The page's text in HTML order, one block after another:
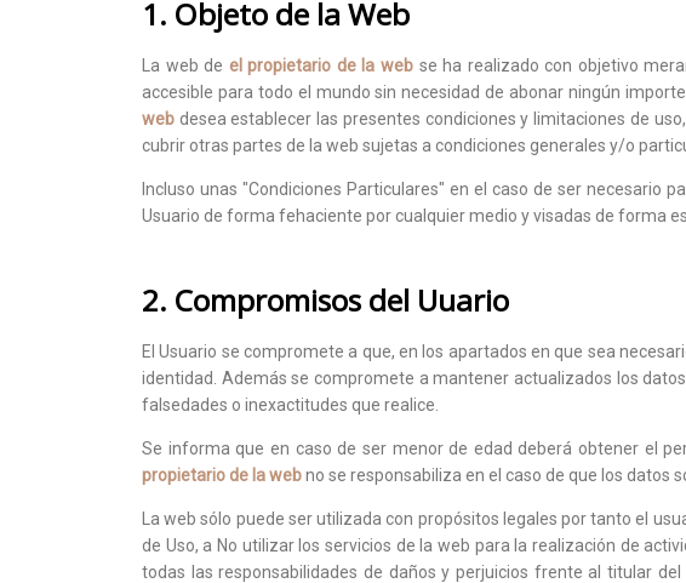
1. Objeto de la Web
La web de el propietario de la web se ha realizado con objetivo
accesible para todo el mundo sin necesidad de abonar ningún
web desea establecer las presentes condiciones y limitaciones de
cubrir otras partes de la web sujetas a condiciones generales y/o
Incluso unas "Condiciones Particulares" en el caso de ser necesario
Usuario de forma fehaciente por cualquier medio y visadas de forma
2. Compromisos del Uuario
El Usuario se compromete a que, en los apartados en que sea
identidad. Además se compromete a mantener actualizados los
falsedades o inexactitudes que realice.
Se informa que en caso de ser menor de edad deberá obtener el
propietario de la webno se responsabiliza en el caso de que los datos
La web sólo puede ser utilizada con propósitos legales por tanto el
de Uso, a No utilizar los servicios de la web para la realización de
todas las responsabilidades de daños y perjuicios frente al titular